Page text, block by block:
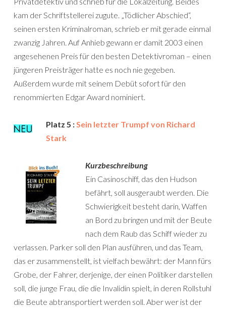
kam der Schriftstellerei zugute. „Tödlicher Abschied“,
seinen ersten Kriminalroman, schrieb er mit gerade einmal
zwanzig Jahren. Auf Anhieb gewann er damit 2003 einen
angesehenen Preis für den besten Detektivroman – einen
jüngeren Preisträger hatte es noch nie gegeben.
Außerdem wurde mit seinem Debüt sofort für den
renommierten Edgar Award nominiert.
Platz 5 :Sein letzter Trumpf von Richard
Stark
Kurzbeschreibung
Ein Casinoschiff, das den Hudson
befährt, soll ausgeraubt werden. Die
Schwierigkeit besteht darin, Waffen
an Bord zu bringen und mit der Beute
nach dem Raub das Schiff wieder zu
verlassen. Parker soll den Plan ausführen, und das Team,
das er zusammenstellt, ist vielfach bewährt: der Mann fürs
Grobe, der Fahrer, derjenige, der einen Politiker darstellen
soll, die junge Frau, die die Invalidin spielt, in deren Rollstuhl
die Beute abtransportiert werden soll. Aber wer ist der